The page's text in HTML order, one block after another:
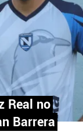
Real no
Barrera